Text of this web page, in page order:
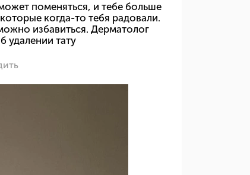
поменяться, и тебе больше
когда-то тебя радовали.
избавиться. Дерматолог
удалении тату